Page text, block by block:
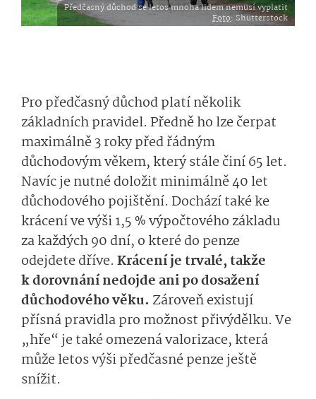
Předčasný důchod se letos mnoha lidem nemusí vyplatit
Foto: Shutterstock
Pro předčasný důchod platí několik
základních pravidel. Předně ho lze čerpat
maximálně 3 roky před řádným
důchodovým věkem, který stále činí 65 let.
Navíc je nutné doložit minimálně 40 let
důchodového pojištění. Dochází také ke
krácení ve výši 1,5 % výpočtového základu
za každých 90 dní, o které do penze
odejdete dříve. Krácení je trvalé, takže
k dorovnání nedojde ani po dosažení
důchodového věku. Zároveň existují
přísná pravidla pro možnost přivýdělku. Ve
„hře“ je také omezená valorizace, která
může letos výši předčasné penze ještě
snížit.